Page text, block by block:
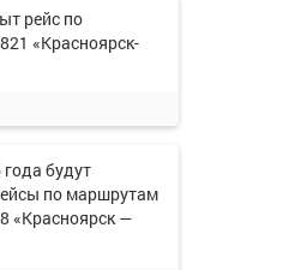
рейс по
«Красноярск-
будут
по маршрутам
—